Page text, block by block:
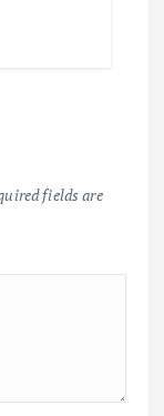
fields are